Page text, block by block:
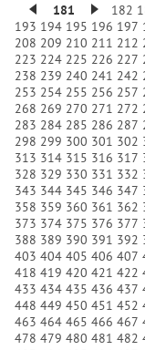
181
182
193 194 195 196 197
208 209 210 211 212
223 224 225 226 227
238 239 240 241 242
253 254 255 256 257
268 269 270 271 272
283 284 285 286 287
298 299 300 301 302
313 314 315 316 317
328 329 330 331 332
343 344 345 346 347
358 359 360 361 362
373 374 375 376 377
388 389 390 391 392
403 404 405 406 407
418 419 420 421 422
433 434 435 436 437
448 449 450 451 452
463 464 465 466 467
478 479 480 481 482